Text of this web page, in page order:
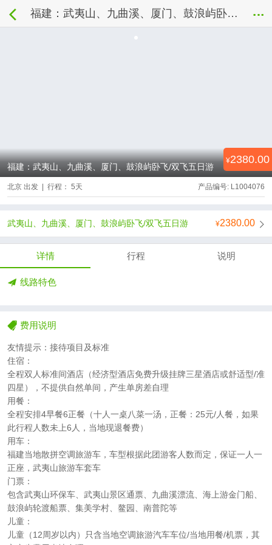
福建：武夷山、九曲溪、厦门、鼓浪屿卧飞/双飞五日游
福建：武夷山、九曲溪、厦门、鼓浪屿卧飞/双飞五日游
2380.00
产品编号: L1004076
北京 出发 | 行程： 5天
2380.00
武夷山、九曲溪、厦门、鼓浪屿卧飞/双飞五日游
详情 行程 说明
线路特色
费用说明
友情提示：接待项目及标准
住宿：
全程双人标准间酒店（经济型酒店免费升级挂牌三星酒店或舒适型/准
四星），不提供自然单间，产生单房差自理
用餐：
全程安排4早餐6正餐（十人一桌八菜一汤，正餐：25元/人餐，如果
此行程人数未上6人，当地现退餐费）
用车：
福建当地散拼空调旅游车，车型根据此团游客人数而定，保证一人一
正座，武夷山旅游车套车
门票：
包含武夷山环保车、武夷山景区通票、九曲溪漂流、海上游金门船、
鼓浪屿轮渡船票、集美学村、鳌园、南普陀等
儿童：
儿童（12周岁以内）只含当地空调旅游汽车车位/当地用餐/机票，其